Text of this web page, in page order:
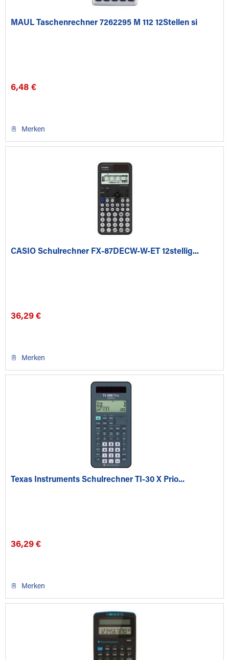
MAUL Taschenrechner 7262295 M 112 12Stellen si
6,48 €
Merken
CASIO Schulrechner FX-87DECW-W-ET 12stellig...
36,29 €
Merken
Texas Instruments Schulrechner TI-30 X Prio...
36,29 €
Merken